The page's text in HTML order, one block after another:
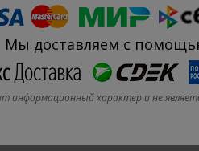
Мы доставляем с
информационный характер и не